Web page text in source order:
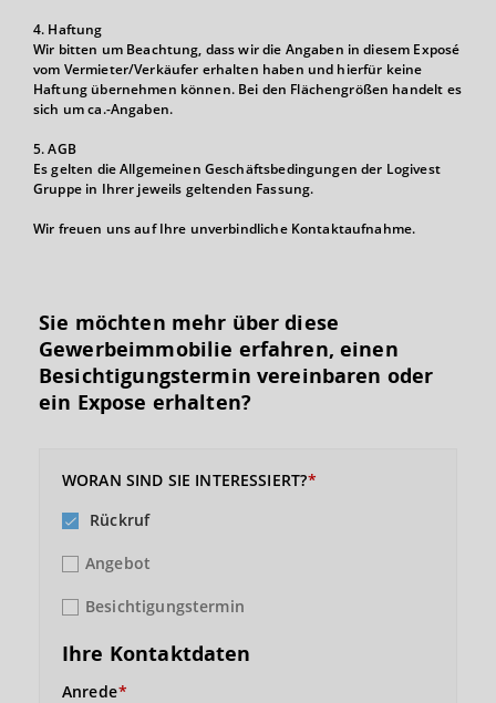
4. Haftung
Wir bitten um Beachtung, dass wir die Angaben in diesem Exposé
vom Vermieter/Verkäufer erhalten haben und hierfür keine
Haftung übernehmen können. Bei den Flächengrößen handelt es
sich um ca.-Angaben.
5. AGB
Es gelten die Allgemeinen Geschäftsbedingungen der Logivest
Gruppe in Ihrer jeweils geltenden Fassung.
Wir freuen uns auf Ihre unverbindliche Kontaktaufnahme.
Sie möchten mehr über diese
Gewerbeimmobilie erfahren, einen
Besichtigungs­termin vereinbaren oder
ein Expose erhalten?
WORAN SIND SIE INTERESSIERT?
Rückruf
Angebot
Besichtigungstermin
Ihre Kontaktdaten
Anrede